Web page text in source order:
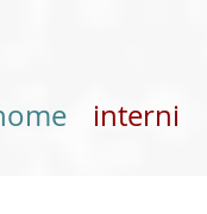
interni